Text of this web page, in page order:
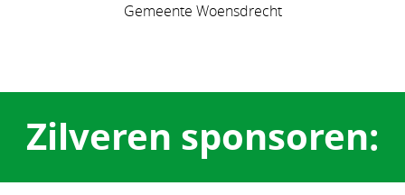
Gemeente Woensdrecht
Zilveren sponsoren: